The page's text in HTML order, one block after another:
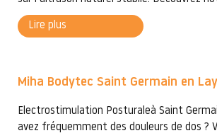
Lire plus
Miha Bodytec Saint Germain en
Electrostimulation Posturaleà Saint
avez fréquemment des douleurs de dos ?